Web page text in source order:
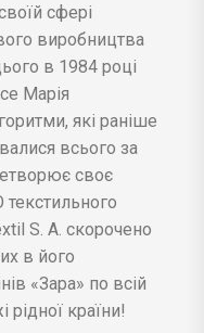
сфері
виробництва
в 1984 році
Марія
які раніше
всього за
своє
S. A. скорочено
в його
«Зара» по всій
рідної країни!